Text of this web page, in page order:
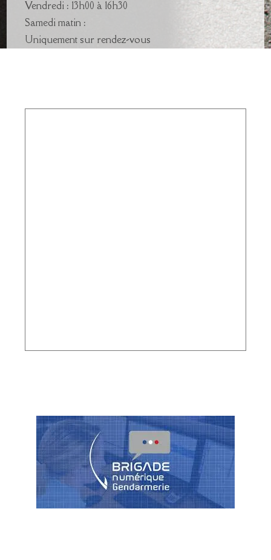
Vendredi : 13h00 à 16h30
Samedi matin :
Uniquement sur rendez-vous